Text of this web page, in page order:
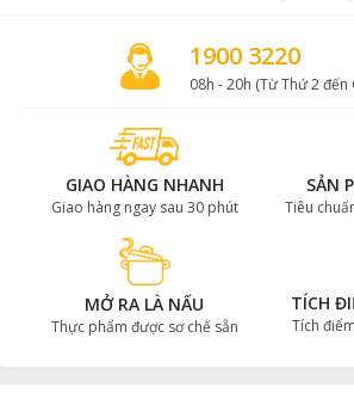
1900 3220
08h - 20h (Từ Thứ 2 đến
GIAO HÀNG NHANH
Giao hàng ngay sau 30 phút
SẢN
Tiêu
MỞ RA LÀ NẤU
Thực phẩm được sơ chế sẵn
TÍCH
Tích